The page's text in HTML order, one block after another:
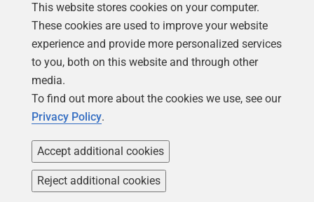
Follow us
This website stores cookies on your computer.
These cookies are used to improve your website
experience and provide more personalized services
to you, both on this website and through other
media.
To find out more about the cookies we use, see our
Privacy Policy.
Accept additional cookies
Reject additional cookies